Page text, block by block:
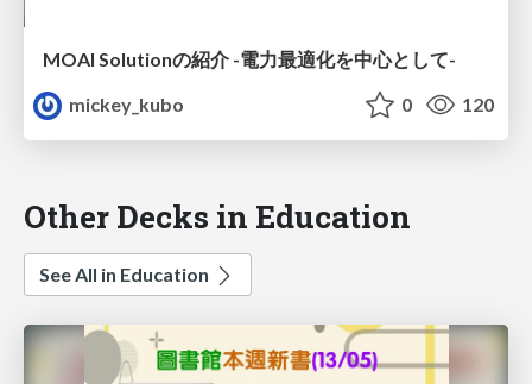
MOAI Solutionの紹介 -電力最適化を中心として-
mickey_kubo
0 120
Other Decks in Education
See All in Education